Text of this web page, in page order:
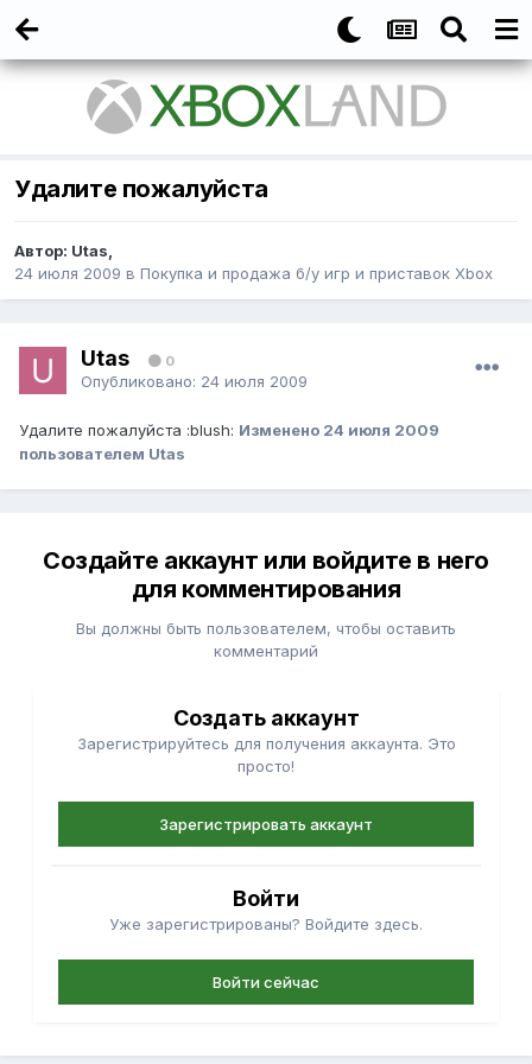
Удалите пожалуйста
Автор: Utas,
24 июля 2009 в Покупка и продажа б/у игр и приставок Xbox
Utas 0
Опубликовано: 24 июля 2009
Удалите пожалуйста :blush: Изменено 24 июля 2009
пользователем Utas
Создайте аккаунт или войдите в него
для комментирования
Вы должны быть пользователем, чтобы оставить
комментарий
Создать аккаунт
Зарегистрируйтесь для получения аккаунта. Это
просто!
Зарегистрировать аккаунт
Войти
Уже зарегистрированы? Войдите здесь.
Войти сейчас